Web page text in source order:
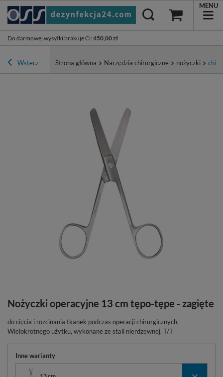
Do darmowej wysyłki brakuje Ci: 450,00 zł
MENU
Wstecz Strona główna Narzędzia chirurgiczne nożyczki
Nożyczki operacyjne 13 cm tępo-tępe - zagięte
do cięcia i rozcinania tkanek podczas operacji chirurgicznych.
Wielokrotnego użytku, wykonane ze stali nierdzewnej. T/T
Inne warianty